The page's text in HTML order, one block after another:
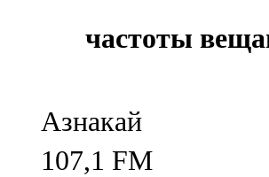
частоты
Азнакай
107,1 FM